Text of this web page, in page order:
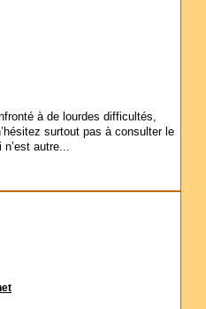
à de lourdes difficultés,
surtout pas à consulter le
autre...